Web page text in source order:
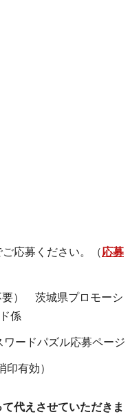
応募ください。（応募
）
茨城県プロモーシ
係
ードパズル応募ページ
有効）
代えさせていただきま